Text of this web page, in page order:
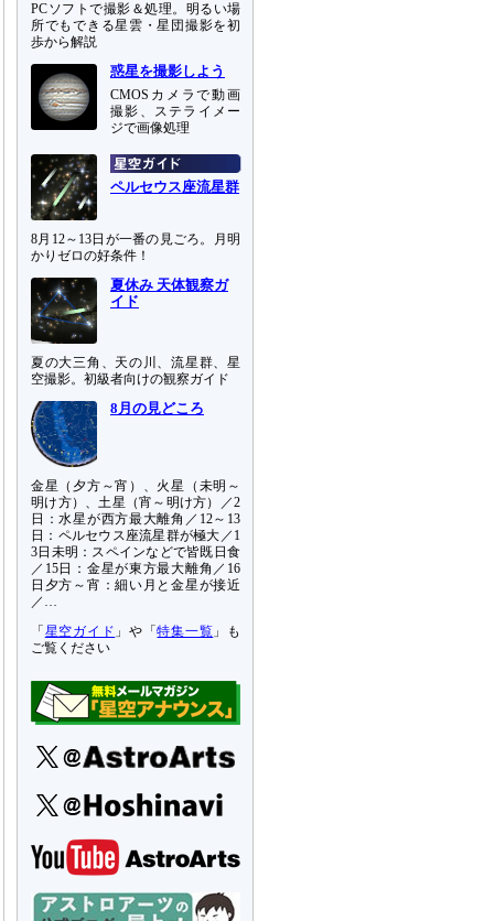
PCソフトで撮影＆処理。明るい場
所でもできる星雲・星団撮影を初
歩から解説
惑星を撮影しよう
CMOSカメラで動画
撮影、ステライメー
ジで画像処理
ペルセウス座流星群
8月12～13日が一番の見ごろ。月明
かりゼロの好条件！
夏休み 天体観察ガ
イド
夏の大三角、天の川、流星群、星
空撮影。初級者向けの観察ガイド
8月の見どころ
金星（夕方～宵）、火星（未明～
明け方）、土星（宵～明け方）／2
日：水星が西方最大離角／12～13
日：ペルセウス座流星群が極大／1
3日未明：スペインなどで皆既日食
／15日：金星が東方最大離角／16
日夕方～宵：細い月と金星が接近
／…
「 星空ガイド 」や「特集一覧 」も
ご覧ください